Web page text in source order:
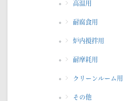
高温用
耐腐食用
炉内撹拌用
耐摩耗用
クリーンルーム用
その他